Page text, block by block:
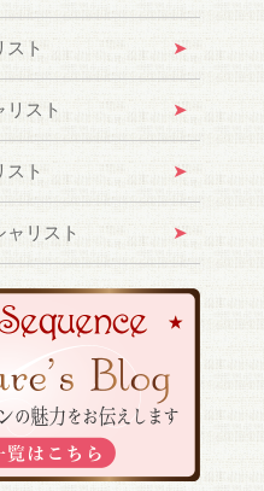
スト
リスト
ト
ャリスト